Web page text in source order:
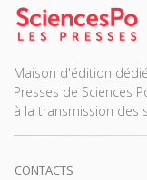
Maison d'édition
Presses de Sciences
à la transmission des
CONTACTS